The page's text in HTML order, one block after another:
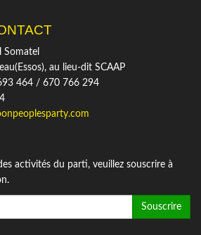
Somatel
au lieu-dit SCAAP
464 / 670 766 294
activités du parti, veuillez souscrire à
Souscrire